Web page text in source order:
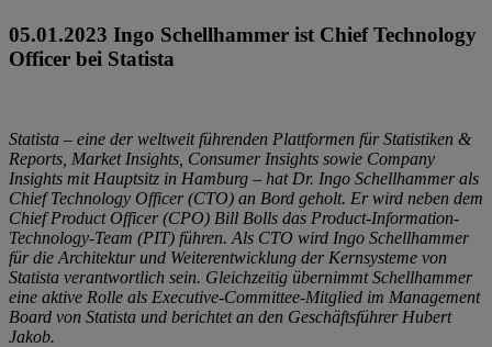
05.01.2023 Ingo Schellhammer ist Chief Technology
Officer bei Statista
Statista – eine der weltweit führenden Plattformen für Statistiken &
Reports, Market Insights, Consumer Insights sowie Company
Insights mit Hauptsitz in Hamburg – hat Dr. Ingo Schellhammer als
Chief Technology Officer (CTO) an Bord geholt. Er wird neben dem
Chief Product Officer (CPO) Bill Bolls das Product-Information-
Technology-Team (PIT) führen. Als CTO wird Ingo Schellhammer
für die Architektur und Weiterentwicklung der Kernsysteme von
Statista verantwortlich sein. Gleichzeitig übernimmt Schellhammer
eine aktive Rolle als Executive-Committee-Mitglied im Management
Board von Statista und berichtet an den Geschäftsführer Hubert
Jakob.